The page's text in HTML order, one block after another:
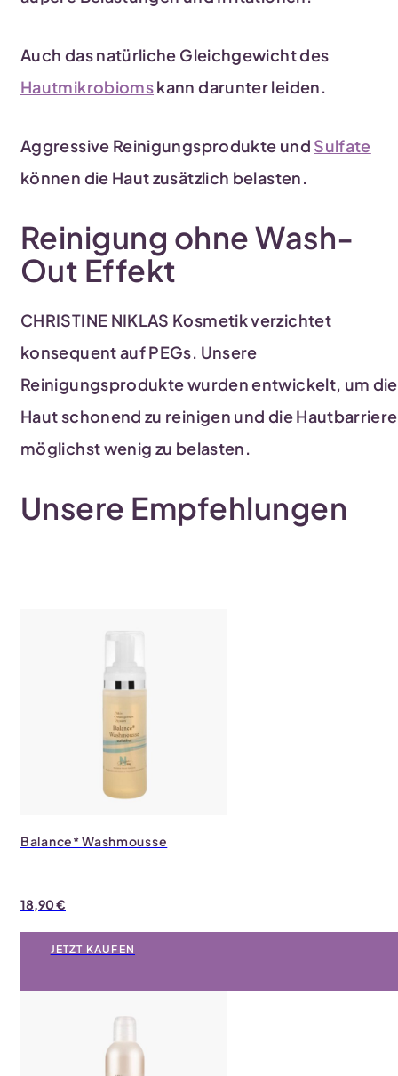
Auch das natürliche Gleichgewicht des
Hautmikrobiomskann darunter leiden.
Aggressive Reinigungsprodukte und Sulfate
können die Haut zusätzlich belasten.
Reinigung ohne Wash-
Out Effekt
CHRISTINE NIKLAS Kosmetik verzichtet
konsequent auf PEGs. Unsere
Reinigungsprodukte wurden entwickelt, um die
Haut schonend zu reinigen und die Hautbarriere
möglichst wenig zu belasten.
Unsere Empfehlungen
Balance* Washmousse
18,90€
JETZT KAUFEN